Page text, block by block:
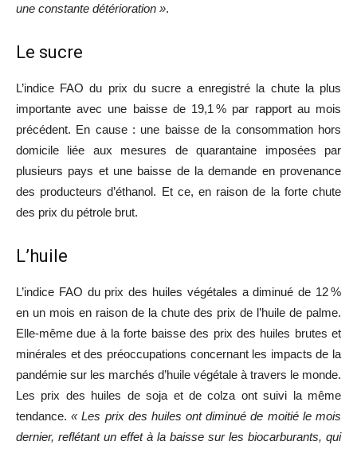
une constante détérioration ».
Le sucre
L’indice FAO du prix du sucre a enregistré la chute la plus
importante avec une baisse de 19,1 % par rapport au mois
précédent. En cause : une baisse de la consommation hors
domicile liée aux mesures de quarantaine imposées par
plusieurs pays et une baisse de la demande en provenance
des producteurs d’éthanol. Et ce, en raison de la forte chute
des prix du pétrole brut.
L’huile
L’indice FAO du prix des huiles végétales a diminué de 12 %
en un mois en raison de la chute des prix de l’huile de palme.
Elle-même due à la forte baisse des prix des huiles brutes et
minérales et des préoccupations concernant les impacts de la
pandémie sur les marchés d’huile végétale à travers le monde.
Les prix des huiles de soja et de colza ont suivi la même
tendance.« Les prix des huiles ont diminué de moitié le mois
dernier, reflétant un effet à la baisse sur les biocarburants, qui